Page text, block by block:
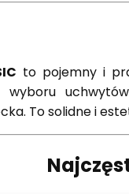
to pojemny i
wyboru
To solidne i